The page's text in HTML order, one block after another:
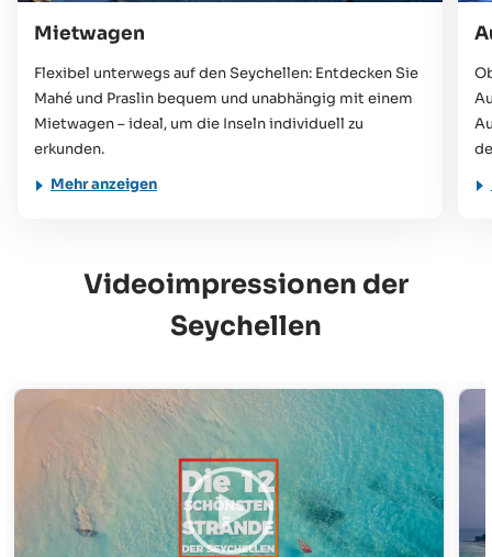
Mietwagen
Flexibel unterwegs auf den Seychellen: Entdecken Sie
Mahé und Praslin bequem und unabhängig mit einem
Mietwagen – ideal, um die Inseln individuell zu
erkunden.
Mehr anzeigen
Videoimpressionen der
Seychellen